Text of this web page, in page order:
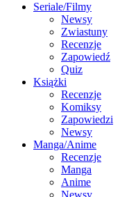
Seriale/Filmy
Newsy
Zwiastuny
Recenzje
Zapowiedź
Quiz
Książki
Recenzje
Komiksy
Zapowiedzi
Newsy
Manga/Anime
Recenzje
Manga
Anime
Newsy